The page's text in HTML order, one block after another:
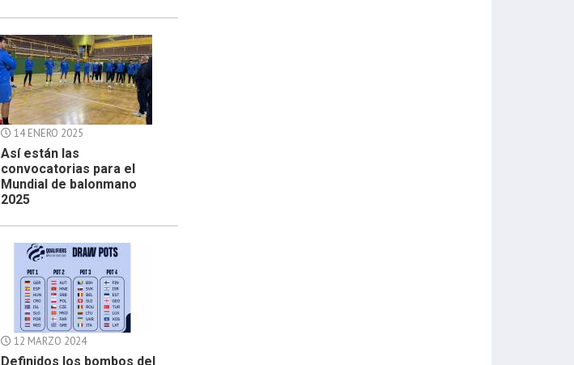
14 ENERO 2025
Así están las
convocatorias para el
Mundial de balonmano
2025
12 MARZO 2024
Definidos los bombos del